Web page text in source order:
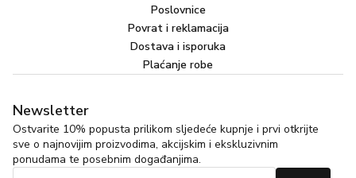
Poslovnice
Povrat i reklamacija
Dostava i isporuka
Plaćanje robe
Newsletter
Ostvarite 10% popusta prilikom sljedeće kupnje i prvi otkrijte
sve o najnovijim proizvodima, akcijskim i ekskluzivnim
ponudama te posebnim događanjima.